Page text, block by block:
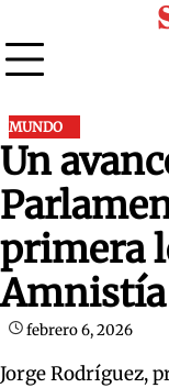
to
content
MUNDO
Un
primera
Amnistía
febrero 6, 2026
Jorge Rodríguez,